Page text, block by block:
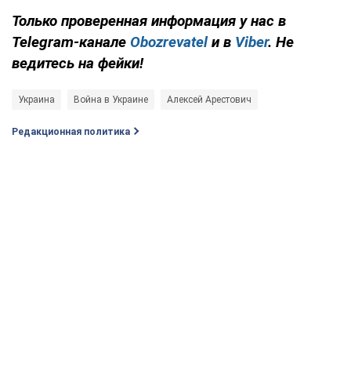
Только проверенная информация у нас в
Telegram-канале Obozrevatelи в Viber. Не
ведитесь на фейки!
Украина Война в Украине Алексей Арестович
Редакционная политика